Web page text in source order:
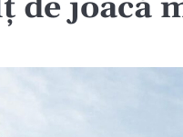
de joacă